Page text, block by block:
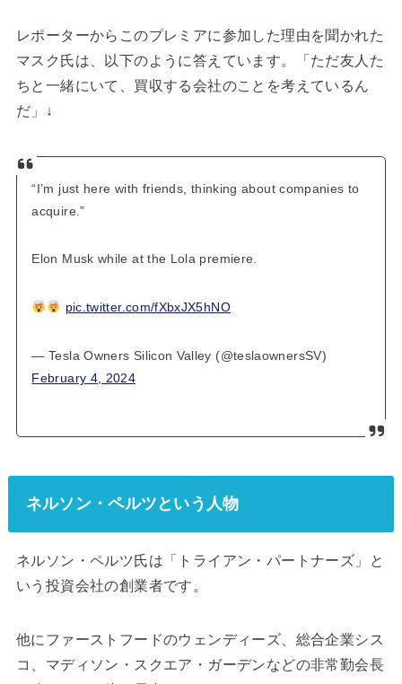
レポーターからこのプレミアに参加した理由を聞かれた
マスク氏は、以下のように答えています。「ただ友人た
ちと一緒にいて、買収する会社のことを考えているん
だ」↓
“I’m just here with friends, thinking about companies to
acquire.”
Elon Musk while at the Lola premiere.
pic.twitter.com/fXbxJX5hNO
— Tesla Owners Silicon Valley (@teslaownersSV)
February 4, 2024
ネルソン・ペルツという人物
ネルソン・ペルツ氏は「トライアン・パートナーズ」と
いう投資会社の創業者です。
他にファーストフードのウェンディーズ、総合企業シス
コ、マディソン・スクエア・ガーデンなどの非常勤会長